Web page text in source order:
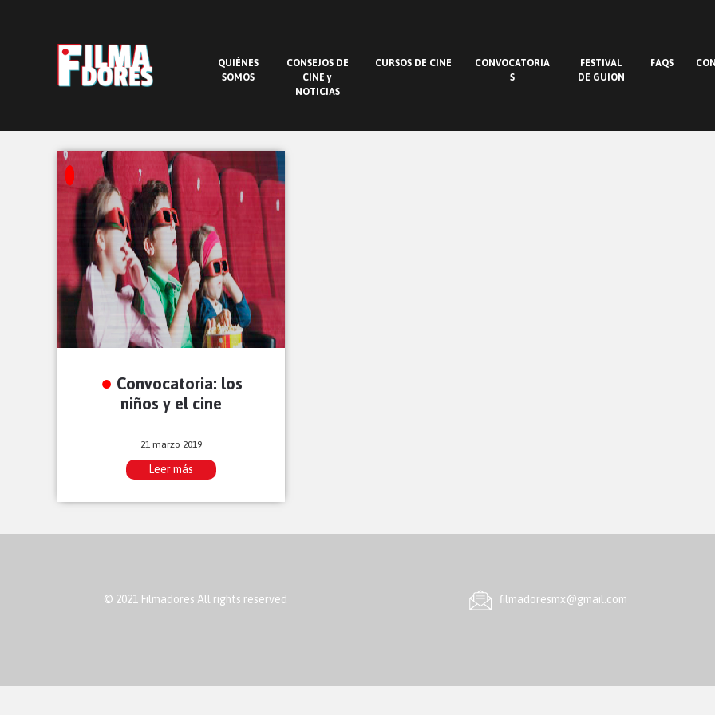
QUIÉNES
SOMOS
CONSEJOS DE
CINE y
NOTICIAS
CURSOS DE CINE
CONVOCATORIA
S
FESTIVAL
DE GUION
FAQS
Convocatoria: los
niños y el cine
21 marzo 2019
Leer más
© 2021 Filmadores All rights reserved ﬁlmadoresmx@gmail.com